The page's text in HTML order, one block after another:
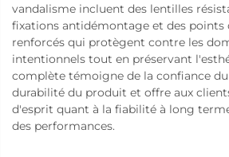
vandalisme incluent des lentilles
fixations antidémontage et des points
renforcés qui protègent contre les
intentionnels tout en préservant
complète témoigne de la confiance
durabilité du produit et offre aux
d'esprit quant à la fiabilité à long
des performances.